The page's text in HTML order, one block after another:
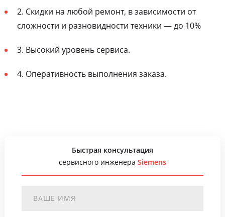
2. Скидки на любой ремонт, в зависимости от
сложности и разновидности техники — до 10%
3. Высокий уровень сервиса.
4. Оперативность выполнения заказа.
Быстрая консультация
сервисного инженера Siemens